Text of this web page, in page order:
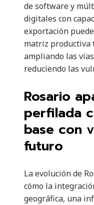
de software y
digitales con
exportación
matriz productiva
ampliando las
reduciendo las
Rosario
perfilada
base con
futuro
La evolución de
cómo la
geográfica, una